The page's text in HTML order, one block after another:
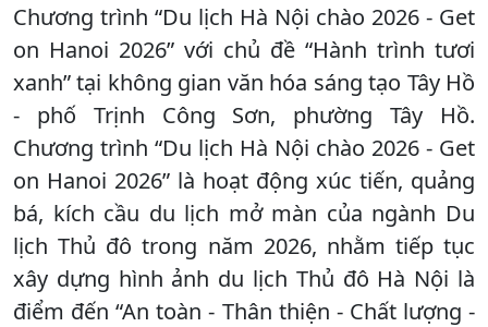
Chương trình “Du lịch Hà Nội chào 2026 - Get
on Hanoi 2026” với chủ đề “Hành trình tươi
xanh” tại không gian văn hóa sáng tạo Tây Hồ
- phố Trịnh Công Sơn, phường Tây Hồ.
Chương trình “Du lịch Hà Nội chào 2026 - Get
on Hanoi 2026” là hoạt động xúc tiến, quảng
bá, kích cầu du lịch mở màn của ngành Du
lịch Thủ đô trong năm 2026, nhằm tiếp tục
xây dựng hình ảnh du lịch Thủ đô Hà Nội là
điểm đến “An toàn - Thân thiện - Chất lượng -